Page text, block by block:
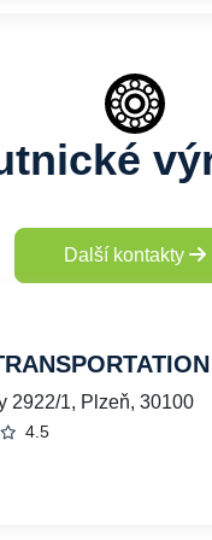
Další kontakty
2922/1, Plzeň, 30100
4.5